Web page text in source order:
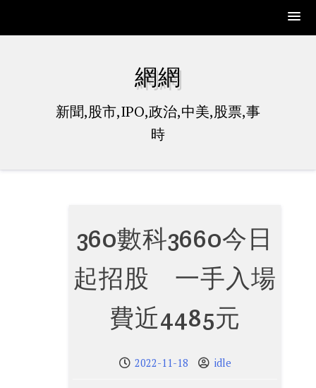
網網
新聞,股市,IPO,政治,中美,股票,事
時
360數科3660今日
起招股 一手入場
費近4485元
2022-11-18 idle